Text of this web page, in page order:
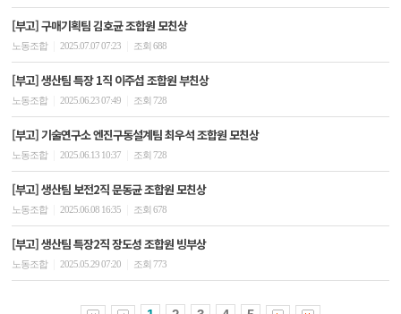
[부고] 구매기획팀 김호균 조합원 모친상
노동조합 2025.07.07 07:23 조회 688
[부고] 생산팀 특장 1직 이주섭 조합원 부친상
노동조합 2025.06.23 07:49 조회 728
[부고] 기술연구소 엔진구동설계팀 최우석 조합원 모친상
노동조합 2025.06.13 10:37 조회 728
[부고] 생산팀 보전2직 문동균 조합원 모친상
노동조합 2025.06.08 16:35 조회 678
[부고] 생산팀 특장2직 장도성 조합원 빙부상
노동조합 2025.05.29 07:20 조회 773